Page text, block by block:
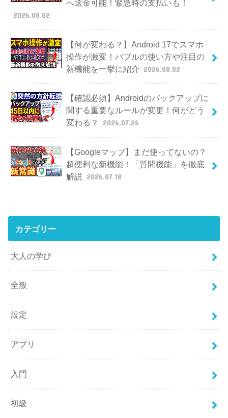
へ送金可能！緊急時の支払いも！
2026.08.02
【何が変わる？】Android 17でスマホ
操作が激変！バブルの使い方や注目の
新機能を一挙に紹介 2026.08.02
【確認必須】Androidのバックアップに
関する重要なルールが変更！何がどう
変わる？
2026.07.26
【Googleマップ】まだ使ってないの？
超便利な新機能！「質問機能」を徹底
解説
2026.07.18
カテゴリー
大人の学び
全般
設定
アプリ
入門
初級